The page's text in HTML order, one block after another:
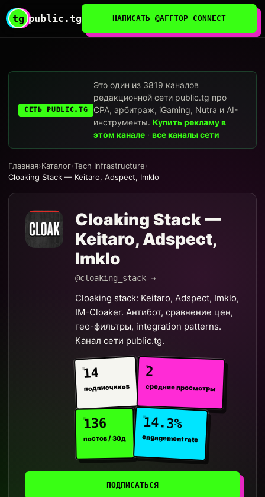
tg public.tg НАПИСАТЬ @AFFTOP_CONNECT
СЕТЬ PUBLIC.TG
Это один из 3819 каналов
редакционной сети public.tg про
CPA, арбитраж, iGaming, Nutra и AI-
инструменты.Купить рекламу в
этом канале ·все каналы сети
Главная›Каталог›Tech Infrastructure›
Cloaking Stack — Keitaro, Adspect, Imklo
Cloaking Stack —
Keitaro, Adspect,
Imklo
@cloaking_stack →
Cloaking stack: Keitaro, Adspect, Imklo,
IM-Cloaker. Антибот, сравнение цен,
гео-фильтры, integration patterns.
Канал сети public.tg.
14
подписчиков
2
средние просмотры
136
постов / 30д
14.3%
engagement rate
ПОДПИСАТЬСЯ